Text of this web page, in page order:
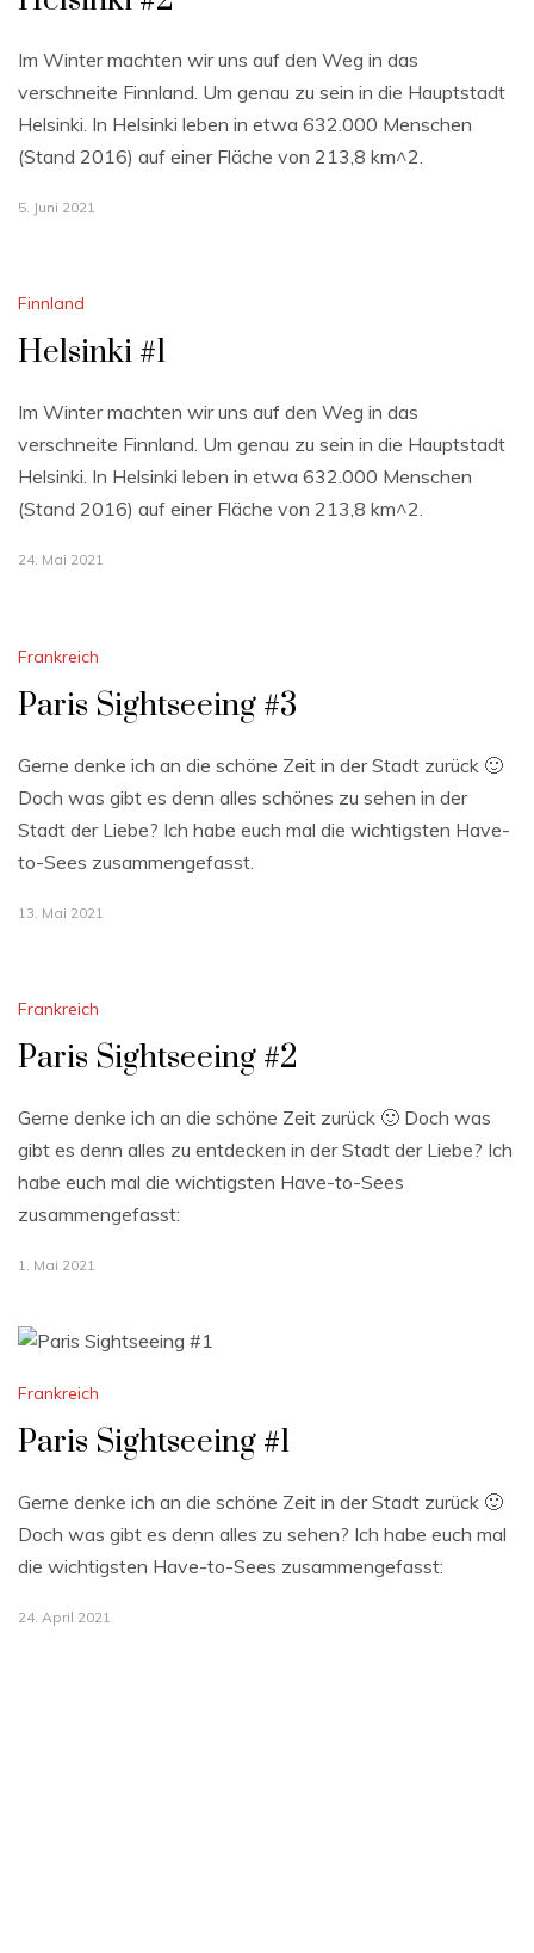
Im Winter machten wir uns auf den Weg in das
verschneite Finnland. Um genau zu sein in die Hauptstadt
Helsinki. In Helsinki leben in etwa 632.000 Menschen
(Stand 2016) auf einer Fläche von 213,8 km^2.
5. Juni 2021
Finnland
Helsinki #1
Im Winter machten wir uns auf den Weg in das
verschneite Finnland. Um genau zu sein in die Hauptstadt
Helsinki. In Helsinki leben in etwa 632.000 Menschen
(Stand 2016) auf einer Fläche von 213,8 km^2.
24. Mai 2021
Frankreich
Paris Sightseeing #3
Gerne denke ich an die schöne Zeit in der Stadt zurück 🙂
Doch was gibt es denn alles schönes zu sehen in der
Stadt der Liebe? Ich habe euch mal die wichtigsten Have-
to-Sees zusammengefasst.
13. Mai 2021
Frankreich
Paris Sightseeing #2
Gerne denke ich an die schöne Zeit zurück 🙂 Doch was
gibt es denn alles zu entdecken in der Stadt der Liebe? Ich
habe euch mal die wichtigsten Have-to-Sees
zusammengefasst:
1. Mai 2021
Frankreich
Paris Sightseeing #1
Gerne denke ich an die schöne Zeit in der Stadt zurück 🙂
Doch was gibt es denn alles zu sehen? Ich habe euch mal
die wichtigsten Have-to-Sees zusammengefasst:
24. April 2021